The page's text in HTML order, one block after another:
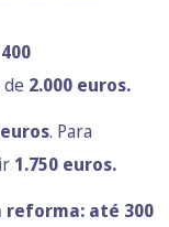
400
2.000 euros.
. Para
1.750 euros.
reforma: até 300